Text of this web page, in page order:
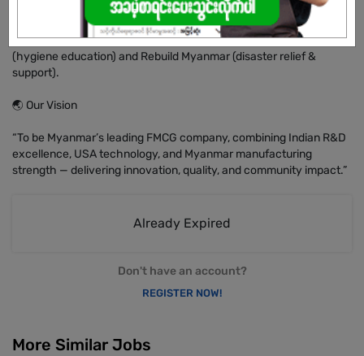
consumer programs.
Community Impact → We lead campaigns such as Clean Nation
(hygiene education) and Rebuild Myanmar (disaster relief &
support).
🌏 Our Vision
“To be Myanmar’s leading FMCG company, combining Indian R&D
excellence, USA technology, and Myanmar manufacturing
strength — delivering innovation, quality, and community impact.”
Already Expired
Don't have an account?
REGISTER NOW!
More Similar Jobs